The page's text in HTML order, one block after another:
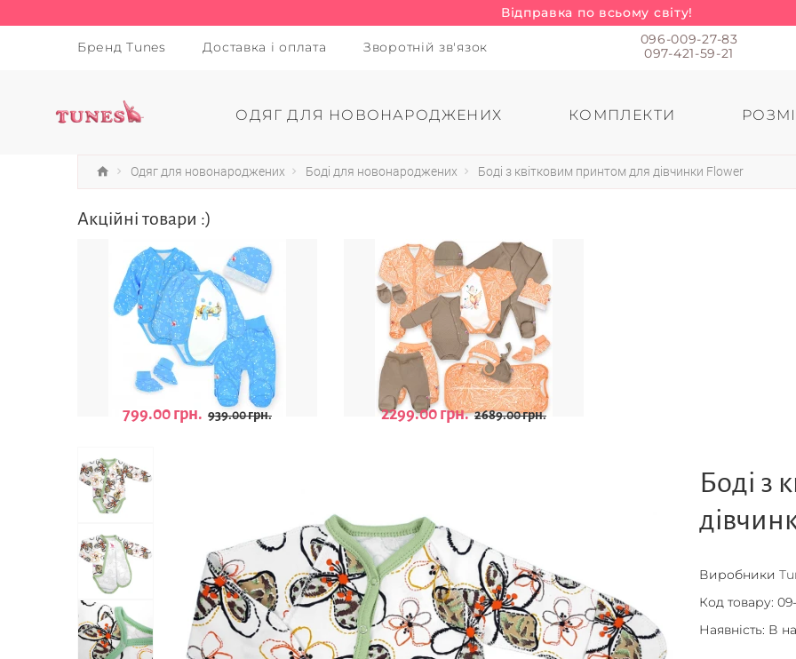
Відправка по всьому світу!
Бренд Tunes Доставка і оплата Зворотній зв'язок
096-009-27-83
097-421-59-21
ОДЯГ ДЛЯ НОВОНАРОДЖЕНИХ КОМПЛЕКТИ
Одяг для новонароджених Боді для новонароджених Боді з квітковим принтом для дівчинки Flower
Акційні товари :)
799.00 грн. 939.00 грн. 2299.00 грн. 2689.00 грн.
Боді з
Виробники
Код товару:
Наявність: В